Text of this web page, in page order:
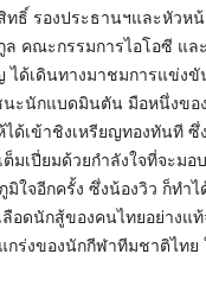
ทธิ์ รองประธานฯและหัวห
ล คณะกรรมการไอโอซี แ
ได้เดินทางมาชมการแข่ง
นะนักแบดมินตัน มือหนึ่งขอ
ได้เข้าชิงเหรียญทองทันที
ต็มเปี่ยมด้วยกำลังใจที่จะม
มิใจอีกครั้ง ซึ่งน้องวิว ก็ทำ
ลือดนักสู้ของคนไทยอย่าง
กร่งของนักกีฬาทีมชาติไทย